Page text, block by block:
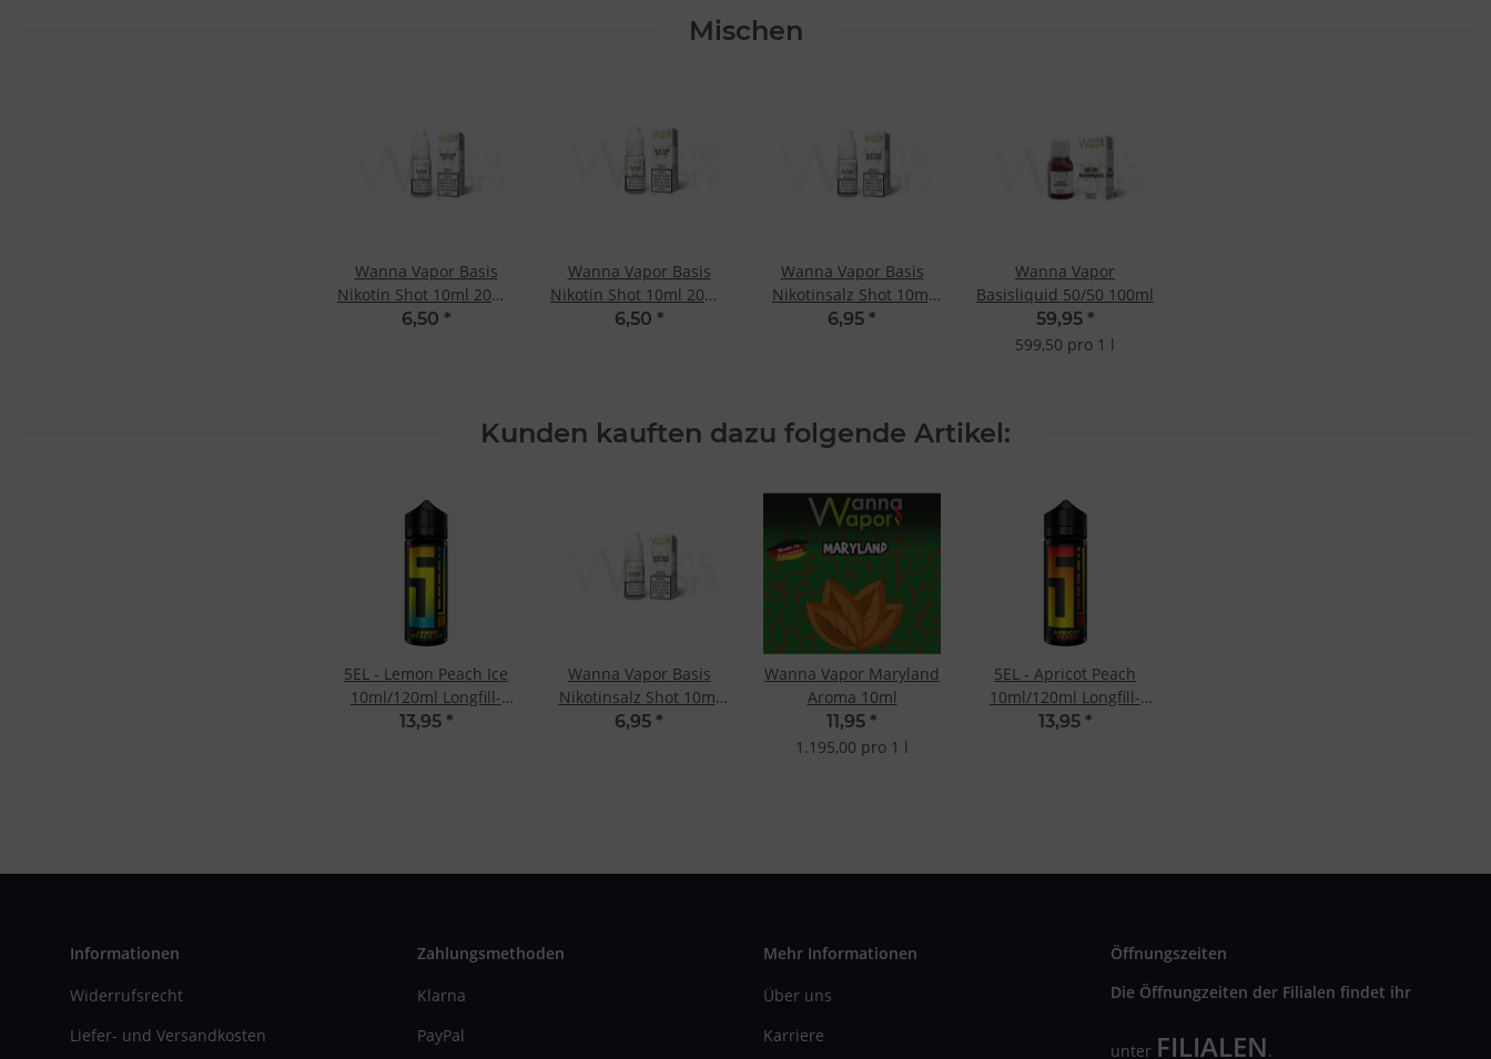
Mischen
Wanna Vapor Basis
Nikotin Shot 10ml 20mg
- 50/50
6,50 *
Wanna Vapor Basis
Nikotin Shot 10ml 20mg
- 70/30
6,50 *
Wanna Vapor Basis
Nikotinsalz Shot 10ml
20mg - 50/50
6,95 *
Wanna Vapor
Basisliquid 50/50 100ml
59,95 *
599,50 pro 1 l
Kunden kauften dazu folgende Artikel:
5EL - Lemon Peach Ice
10ml/120ml Longfill-
Aroma
13,95 *
Wanna Vapor Basis
Nikotinsalz Shot 10ml
20mg - 50/50
6,95 *
Wanna Vapor Maryland
Aroma 10ml
11,95 *
1.195,00 pro 1 l
5EL - Apricot Peach
10ml/120ml Longfill-
Aroma
13,95 *
Informationen
Widerrufsrecht
Liefer- und Versandkosten
Zahlungsmethoden
Klarna
PayPal
Mehr Informationen
Über uns
Karriere
Öffnungszeiten
Die Öffnungzeiten der Filialen findet ihr
unter FILIALEN.